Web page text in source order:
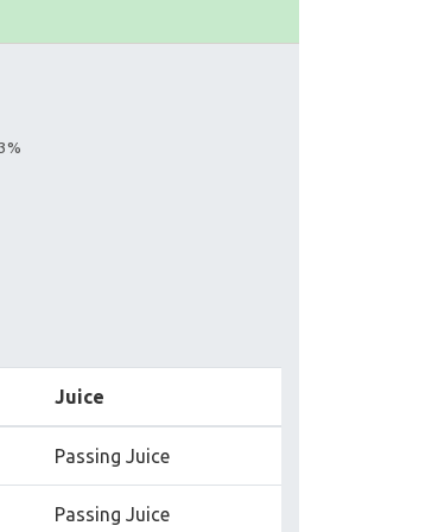
Juice
Passing Juice
Passing Juice